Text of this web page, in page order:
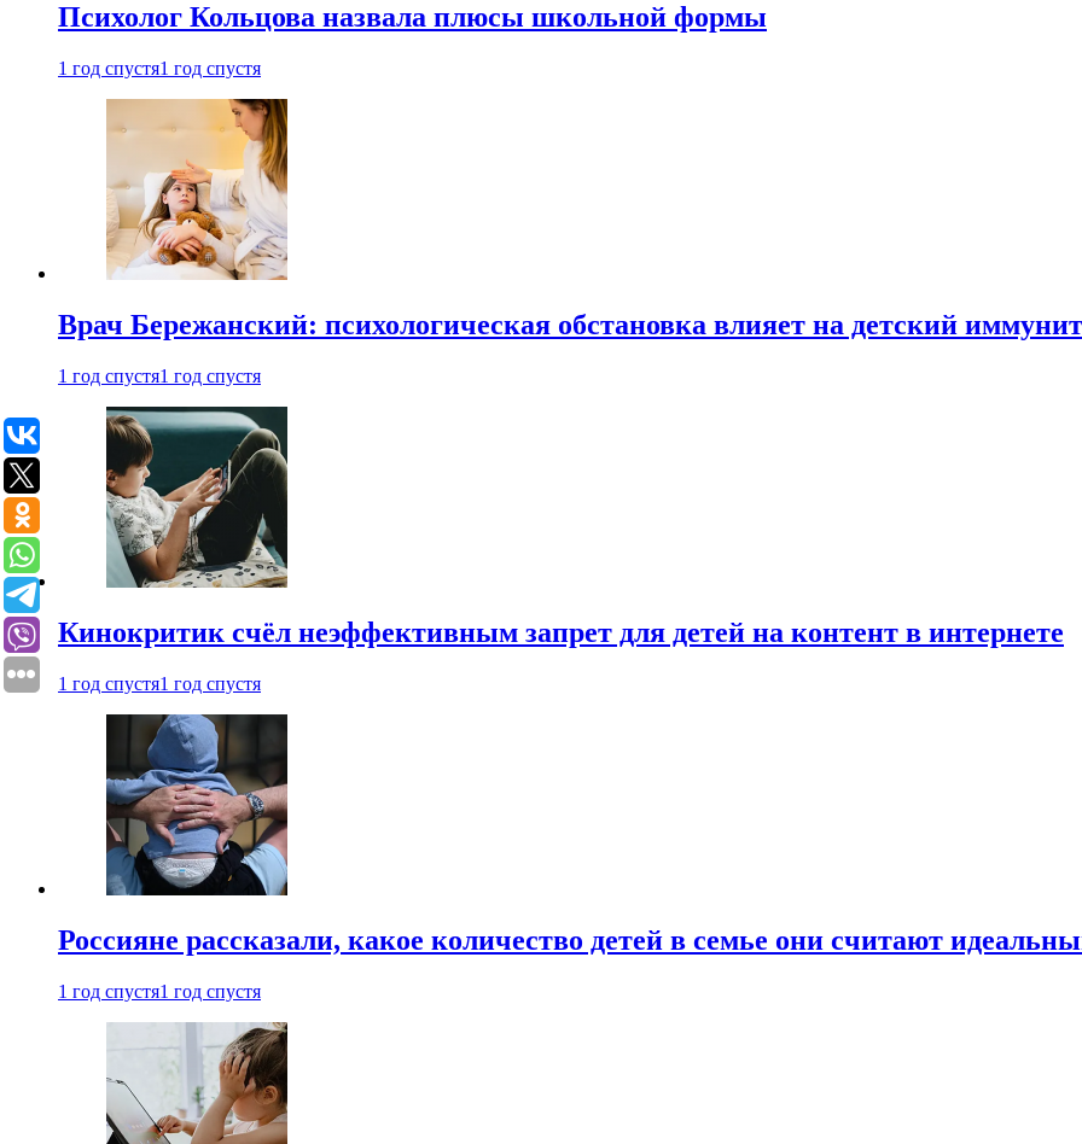
Психолог Кольцова назвала плюсы школьной формы
1 год спустя1 год спустя
Врач Бережанский: психологическая обстановка влияет на детский
1 год спустя1 год спустя
Кинокритик счёл неэффективным запрет для детей на контент в интернете
1 год спустя1 год спустя
Россияне рассказали, какое количество детей в семье они считают
1 год спустя1 год спустя